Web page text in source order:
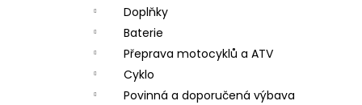
Doplňky
Baterie
Přeprava motocyklů a ATV
Cyklo
Povinná a doporučená výbava